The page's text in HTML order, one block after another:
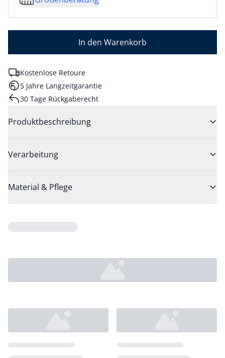
In den Warenkorb
Kostenlose Retoure
5 Jahre Langzeitgarantie
30 Tage Rückgaberecht
Produktbeschreibung
Verarbeitung
Material & Pflege